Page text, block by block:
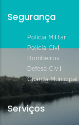
Segurança
Polícia Militar
Polícia Civil
Bombeiros
Defesa Civil
Guarda Municipal
Serviços